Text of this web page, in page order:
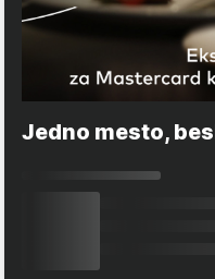
Jedno mesto,